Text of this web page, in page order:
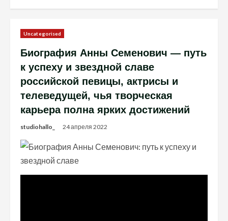
Uncategorised
Биография Анны Семенович — путь
к успеху и звездной славе
российской певицы, актрисы и
телеведущей, чья творческая
карьера полна ярких достижений
studiohallo_ 24 апреля 2022